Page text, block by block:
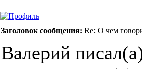
Заголовок сообщения: Re: О чем
Валерий